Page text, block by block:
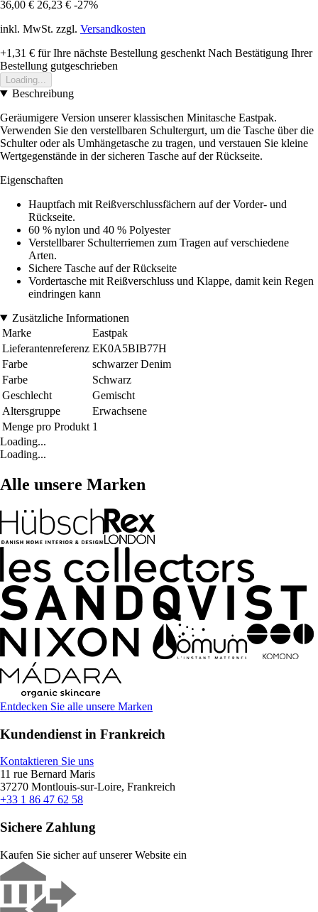
36,00 € 26,23 € -27%
inkl. MwSt. zzgl. Versandkosten
+1,31 € für Ihre nächste Bestellung geschenkt Nach Bestätigung Ihrer
Bestellung gutgeschrieben
Loading...
Beschreibung
Geräumigere Version unserer klassischen Minitasche Eastpak.
Verwenden Sie den verstellbaren Schultergurt, um die Tasche über die
Schulter oder als Umhängetasche zu tragen, und verstauen Sie kleine
Wertgegenstände in der sicheren Tasche auf der Rückseite.
Eigenschaften
Hauptfach mit Reißverschlussfächern auf der Vorder- und
Rückseite.
60 % nylon und 40 % Polyester
Verstellbarer Schulterriemen zum Tragen auf verschiedene
Arten.
Sichere Tasche auf der Rückseite
Vordertasche mit Reißverschluss und Klappe, damit kein Regen
eindringen kann
Zusätzliche Informationen
Marke
Eastpak
Lieferantenreferenz EK0A5BIB77H
Farbe
schwarzer Denim
Farbe
Schwarz
Geschlecht
Gemischt
Altersgruppe
Erwachsene
Menge pro Produkt 1
Loading...
Loading...
Alle unsere Marken
Entdecken Sie alle unsere Marken
Kundendienst in Frankreich
Kontaktieren Sie uns
11 rue Bernard Maris
37270 Montlouis-sur-Loire, Frankreich
+33 1 86 47 62 58
Sichere Zahlung
Kaufen Sie sicher auf unserer Website ein